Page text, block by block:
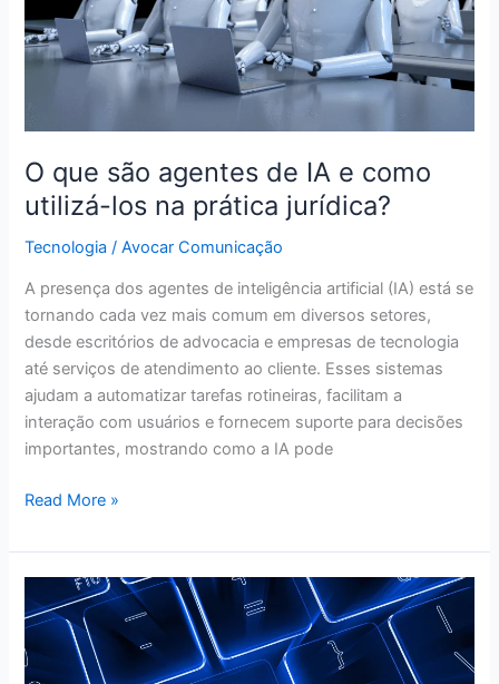
O que são agentes de IA e como
utilizá-los na prática jurídica?
Tecnologia /Avocar Comunicação
A presença dos agentes de inteligência artificial (IA) está se
tornando cada vez mais comum em diversos setores,
desde escritórios de advocacia e empresas de tecnologia
até serviços de atendimento ao cliente. Esses sistemas
ajudam a automatizar tarefas rotineiras, facilitam a
interação com usuários e fornecem suporte para decisões
importantes, mostrando como a IA pode
como
utilizá-
na
jurídica?
Read More »
que
12
mil